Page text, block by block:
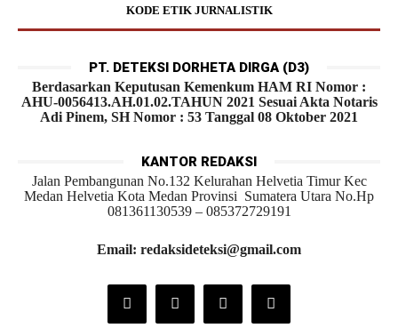
KODE ETIK JURNALISTIK
PT. DETEKSI DORHETA DIRGA (D3)
Berdasarkan Keputusan Kemenkum HAM RI Nomor :
AHU-0056413.AH.01.02.TAHUN 2021 Sesuai Akta Notaris
Adi Pinem, SH Nomor : 53 Tanggal 08 Oktober 2021
KANTOR REDAKSI
Jalan Pembangunan No.132 Kelurahan Helvetia Timur Kec
Medan Helvetia Kota Medan Provinsi Sumatera Utara No.Hp
081361130539 – 085372729191
Email: redaksideteksi@gmail.com